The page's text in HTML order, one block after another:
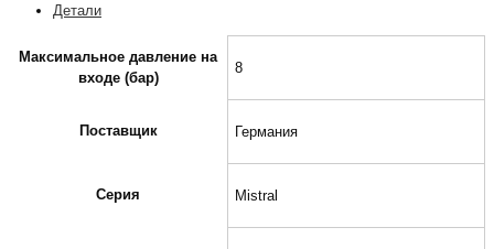
Детали
Максимальное давление на
входе (бар)
8
Поставщик Германия
Серия Mistral